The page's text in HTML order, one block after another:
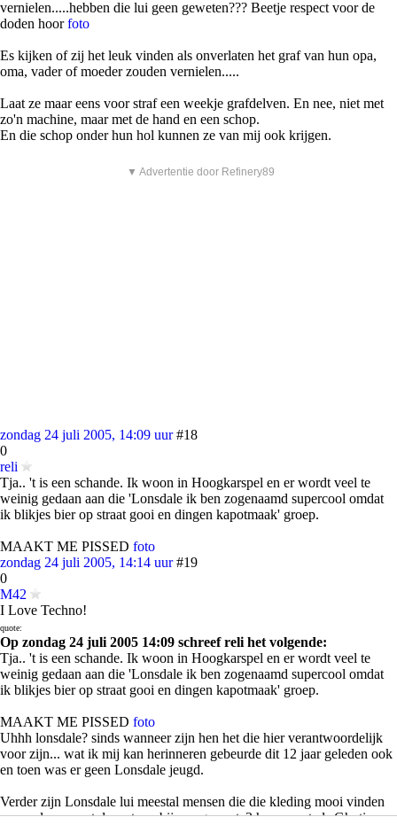
vernielen.....hebben die lui geen geweten??? Beetje respect voor de
doden hoorfoto
Es kijken of zij het leuk vinden als onverlaten het graf van hun opa,
oma, vader of moeder zouden vernielen.....
Laat ze maar eens voor straf een weekje grafdelven. En nee, niet met
zo'n machine, maar met de hand en een schop.
En die schop onder hun hol kunnen ze van mij ook krijgen.
▼ Advertentie door Refinery89
zondag 24 juli 2005, 14:09 uur #18
0
reli
Tja.. 't is een schande. Ik woon in Hoogkarspel en er wordt veel te
weinig gedaan aan die 'Lonsdale ik ben zogenaamd supercool omdat
ik blikjes bier op straat gooi en dingen kapotmaak' groep.
MAAKT ME PISSED foto
zondag 24 juli 2005, 14:14 uur #19
0
M42
I Love Techno!
quote:
Op zondag 24 juli 2005 14:09 schreef reli het volgende:
Tja.. 't is een schande. Ik woon in Hoogkarspel en er wordt veel te
weinig gedaan aan die 'Lonsdale ik ben zogenaamd supercool omdat
ik blikjes bier op straat gooi en dingen kapotmaak' groep.
MAAKT ME PISSED foto
Uhhh lonsdale? sinds wanneer zijn hen het die hier verantwoordelijk
voor zijn... wat ik mij kan herinneren gebeurde dit 12 jaar geleden ook
en toen was er geen Lonsdale jeugd.
Verder zijn Lonsdale lui meestal mensen die die kleding mooi vinden
en meelopen met de rest om bij een groep te3 horen, net als Ghotics